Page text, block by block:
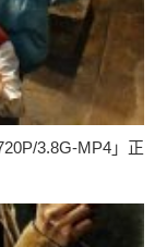
3.8G-MP4」正